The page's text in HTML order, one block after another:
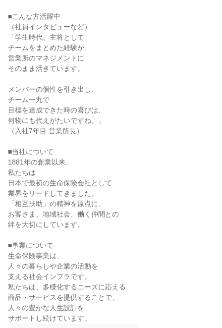
■こんな方活躍中
（社員インタビューなど）
「学生時代、主将として
チームをまとめた経験が、
営業所のマネジメントに
そのまま活きています。
メンバーの個性を引き出し、
チーム一丸で
目標を達成できた時の喜びは、
何物にも代えがたいですね。」
（入社7年目 営業所長）
■当社について
1881年の創業以来、
私たちは
日本で最初の生命保険会社として
業界をリードしてきました。
「相互扶助」の精神を原点に、
お客さま、地域社会、働く仲間との
絆を大切にしています。
■事業について
生命保険事業は、
人々の暮らしや企業の活動を
支える社会インフラです。
私たちは、多様化するニーズに応える
商品・サービスを提供することで、
人々の豊かな人生設計を
サポートし続けています。